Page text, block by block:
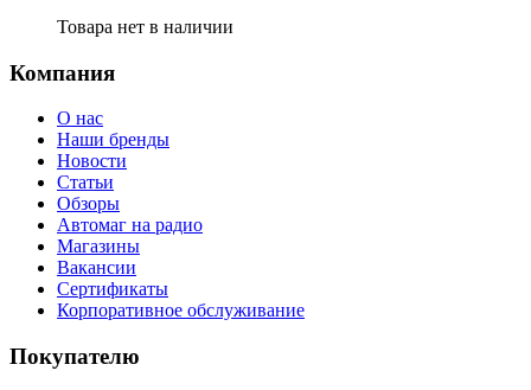
Товара нет в наличии
Компания
О нас
Наши бренды
Новости
Статьи
Обзоры
Автомаг на радио
Магазины
Вакансии
Сертификаты
Корпоративное обслуживание
Покупателю